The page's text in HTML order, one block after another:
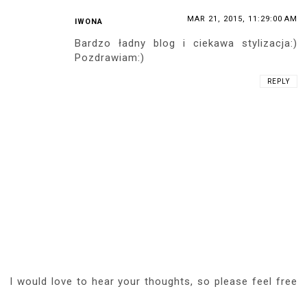
IWONA MAR 21, 2015, 11:29:00 AM
Bardzo ładny blog i ciekawa stylizacja:)
Pozdrawiam:)
REPLY
I would love to hear your thoughts, so please feel free